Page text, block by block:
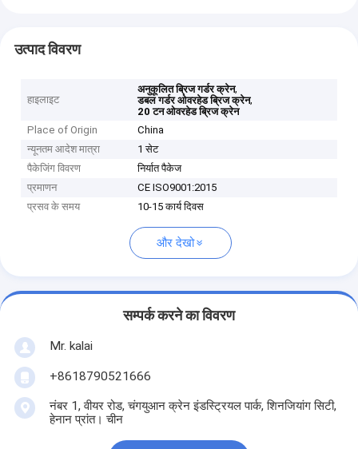
उत्पाद विवरण
हाइलाइट
अनुकूलित ब्रिज गर्डर क्रेन,
डबल गर्डर ओवरहेड ब्रिज क्रेन,
20 टन ओवरहेड ब्रिज क्रेन
Place of Origin
China
न्यूनतम आदेश मात्रा
1 सेट
पैकेजिंग विवरण
निर्यात पैकेज
प्रमाणन
CE ISO9001:2015
प्रसव के समय
10-15 कार्य दिवस
और देखो
सम्पर्क करने का विवरण
Mr. kalai
+8618790521666
नंबर 1, वीयर रोड, चंगयुआन क्रेन इंडस्ट्रियल पार्क, शिनजियांग सिटी,
हेनान प्रांत। चीन